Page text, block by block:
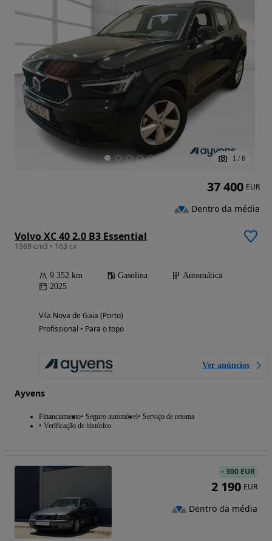
1 / 6
Volvo XC 40 2.0 B3 Essential
1969 cm3 • 163 cv
9 352 km Gasolina
Automática
2025
Vila Nova de Gaia (Porto)
Profissional • Para o topo
Ver anúncios
Ayvens
Financiamento Seguro automóvel Serviço de retoma
Verificação de histórico
37 400 EUR
Dentro da média
-300 EUR
2 190 EUR
Dentro da média